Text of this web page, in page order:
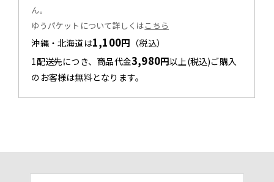
ん。
ゆうパケットについて詳しくはこちら
沖縄・北海道は1,100円 （税込）
1配送先につき、商品代金3,980円以上(税込)ご購入
のお客様は無料となります。